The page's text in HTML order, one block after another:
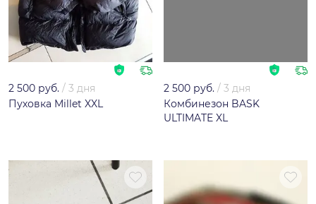
2 500 руб. / 3 дня
Пуховка Millet XXL
2 500 руб. / 3 дня
Комбинезон BASK
ULTIMATE XL